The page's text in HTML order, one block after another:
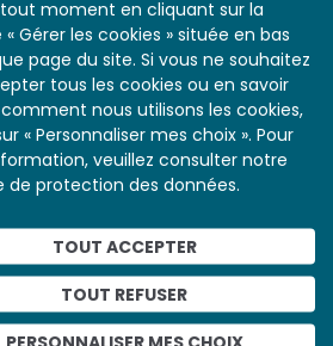
tout moment en cliquant sur la
Gérer les cookies » située en bas
page du site. Si vous ne souhaitez
tous les cookies ou en savoir
nous utilisons les cookies,
« Personnaliser mes choix ». Pour
veuillez consulter notre
de protection des données.
TOUT ACCEPTER
TOUT REFUSER
PERSONNALISER MES CHOIX
l’image
3153 œuvres,1748études
explore les événements de
les évolutions majeures de la
travers des peintures, dessins,
photographies, affiches,
nos études proposent un
sociales, économiques,
d’une époque.